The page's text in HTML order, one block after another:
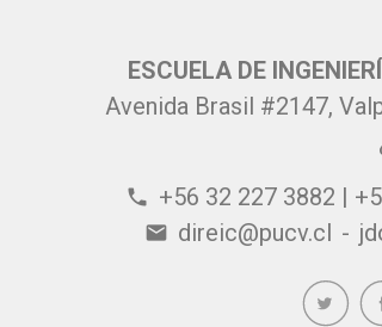
ESCUELA DE
Avenida Brasil #2147,
phone +56 32 227 3882 |
email direic@pucv.cl -